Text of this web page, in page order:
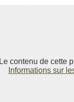
Le contenu de cette
Informations sur